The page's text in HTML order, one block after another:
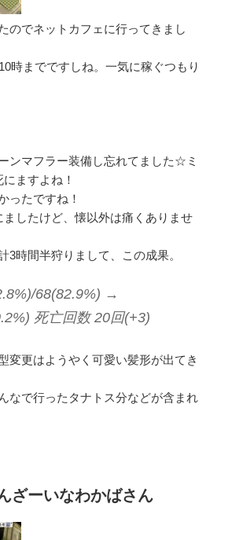
のでネットカフェに行ってきまし
時までですしね。一気に稼ぐつもり
ンマフラー装備し忘れてました☆ミ
ますよね！
ったですね！
ましたけど、懐以外は痛くありませ
3時間半狩りまして、この成果。
68(82.9%) →
死亡回数 20回(+3)
変更はようやく可愛い髪形が出てき
なで行ったタナトス分などが含まれ
ざーいなわかばさん